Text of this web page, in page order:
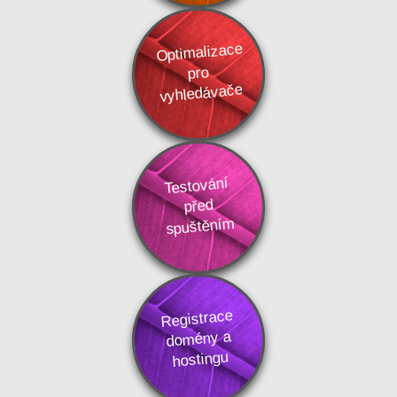
Optimalizace
pro
vyhledávače
Testování
před
spuštěním
Registrace
domény a
hostingu